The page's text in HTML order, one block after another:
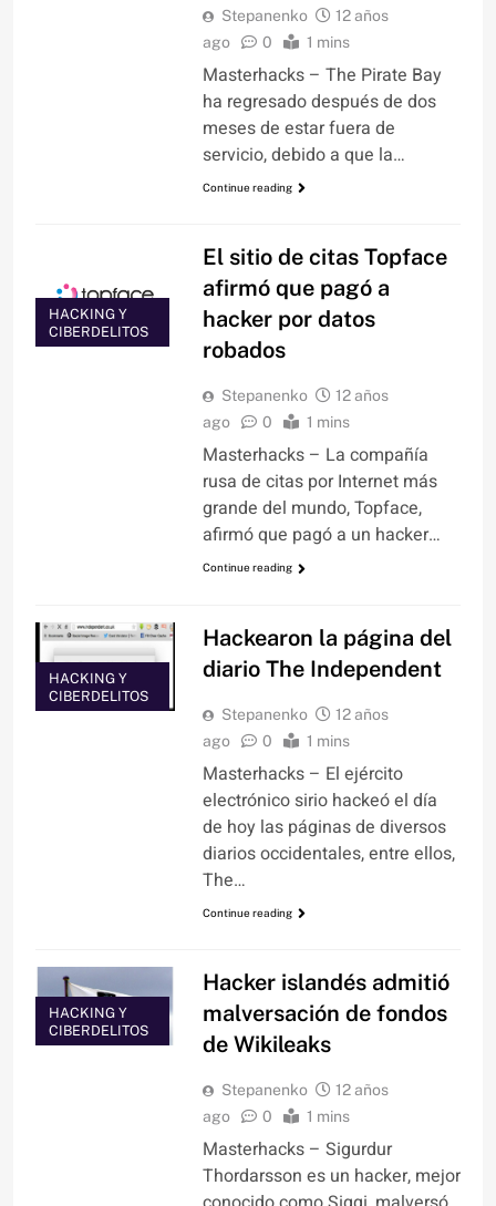
Stepanenko
12 años
ago
0 1 mins
Masterhacks – The Pirate Bay
ha regresado después de dos
meses de estar fuera de
servicio, debido a que la…
Continue reading
HACKING Y
CIBERDELITOS
El sitio de citas Topface
afirmó que pagó a
hacker por datos
robados
Stepanenko
12 años
ago
0 1 mins
Masterhacks – La compañía
rusa de citas por Internet más
grande del mundo, Topface,
afirmó que pagó a un hacker…
Continue reading
HACKING Y
CIBERDELITOS
Hackearon la página del
diario The Independent
Stepanenko
12 años
ago
0 1 mins
Masterhacks – El ejército
electrónico sirio hackeó el día
de hoy las páginas de diversos
diarios occidentales, entre ellos,
The…
Continue reading
HACKING Y
CIBERDELITOS
Hacker islandés admitió
malversación de fondos
de Wikileaks
Stepanenko
12 años
ago
0 1 mins
Masterhacks – Sigurdur
Thordarsson es un hacker, mejor